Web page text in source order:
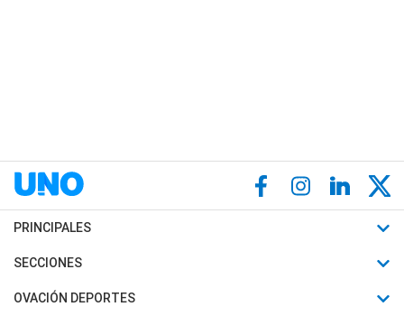
PRINCIPALES
Últimas Noticias
Política
SECCIONES
Horóscopo
OVACIÓN DEPORTES